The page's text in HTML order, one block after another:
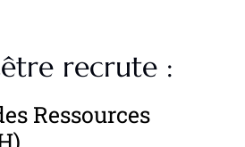
recrute :
Ressources